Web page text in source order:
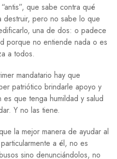
que sabe contra qué
pero no sabe lo que
una de dos: o padece
porque no entiende nada o es
a todos.
mandatario hay que
patriótico brindarle apoyo y
que tenga humildad y salud
Y no las tiene.
la mejor manera de ayudar al
a él, no es
sino denunciándolos, no